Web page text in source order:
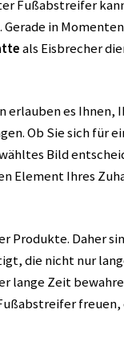
Fußabstreifer
in
als Eisbrecher
es Ihnen,
Ob Sie sich für
Bild
Element Ihres
Produkte. Daher
die nicht nur
lange Zeit
freuen,